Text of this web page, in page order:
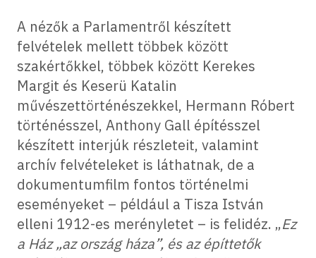
A nézők a Parlamentről készített
felvételek mellett többek között
szakértőkkel, többek között Kerekes
Margit és Keserü Katalin
művészettörténészekkel, Hermann Róbert
történésszel, Anthony Gall építésszel
készített interjúk részleteit, valamint
archív felvételeket is láthatnak, de a
dokumentumfilm fontos történelmi
eseményeket – például a Tisza István
elleni 1912-es merényletet – is felidéz. „Ez
a Ház„az ország háza”, és az építtetők